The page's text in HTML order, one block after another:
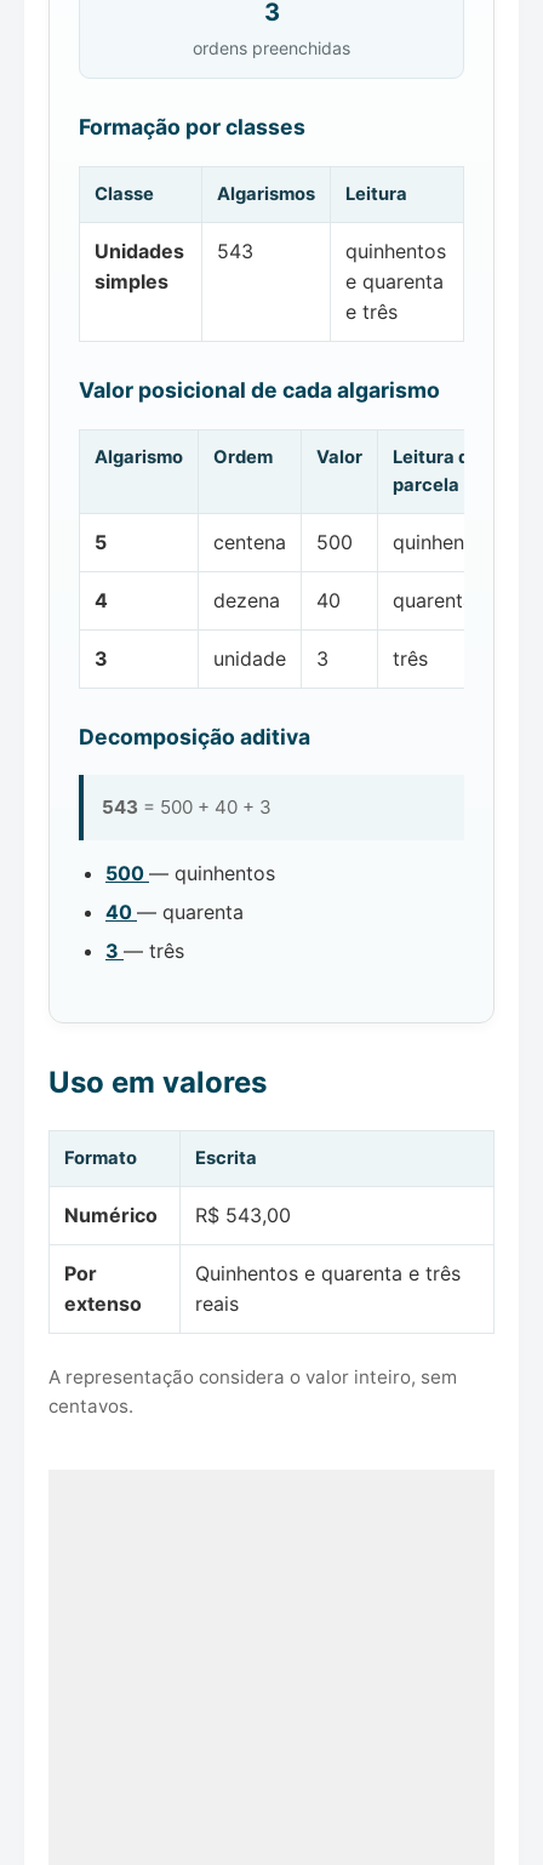
3
ordens preenchidas
Formação por classes
Classe Algarismos Leitura
Unidades
simples
543
quinhentos
e quarenta
e três
Valor posicional de cada algarismo
Algarismo Ordem Valor
Leitura da
parcela
5 centena 500 quinhentos
4 dezena 40 quarenta
3 unidade 3 três
Decomposição aditiva
543 = 500 + 40 + 3
500 — quinhentos
40 — quarenta
3 — três
Uso em valores
Formato Escrita
Numérico R$ 543,00
Por
extenso
Quinhentos e quarenta e três
reais
A representação considera o valor inteiro, sem
centavos.